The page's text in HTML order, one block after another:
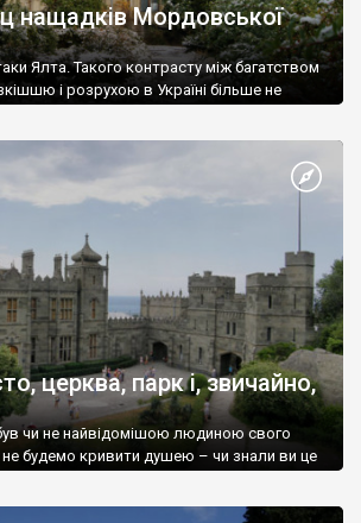
нащадків Мордовської
Ялта. Такого контрасту між багатством
і розрухою в Україні більше не
церква, парк і, звичайно,
чи не найвідомішою людиною свого
не будемо кривити душею – чи знали ви це